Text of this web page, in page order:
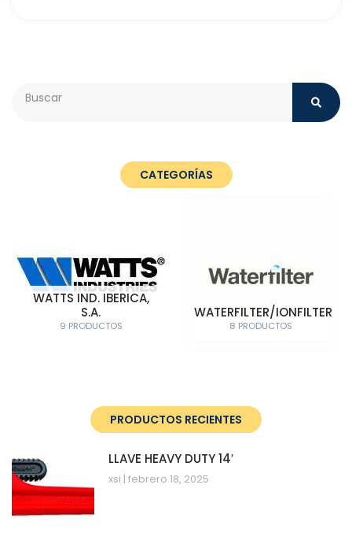
CATEGORÍAS
WATTS IND. IBERICA,
S.A.
9 PRODUCTOS
WATERFILTER/IONFILTER
8 PRODUCTOS
PRODUCTOS RECIENTES
LLAVE HEAVY DUTY 14′
xsi febrero 18, 2025